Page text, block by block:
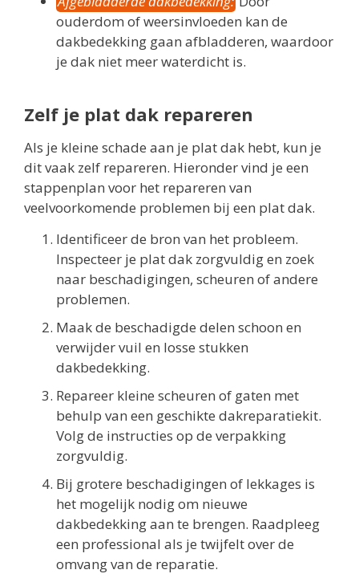
ouderdom of weersinvloeden kan de
dakbedekking gaan afbladderen, waardoor
je dak niet meer waterdicht is.
Zelf je plat dak repareren
Als je kleine schade aan je plat dak hebt, kun je
dit vaak zelf repareren. Hieronder vind je een
stappenplan voor het repareren van
veelvoorkomende problemen bij een plat dak.
Identificeer de bron van het probleem.
Inspecteer je plat dak zorgvuldig en zoek
naar beschadigingen, scheuren of andere
problemen.
Maak de beschadigde delen schoon en
verwijder vuil en losse stukken
dakbedekking.
Repareer kleine scheuren of gaten met
behulp van een geschikte dakreparatiekit.
Volg de instructies op de verpakking
zorgvuldig.
Bij grotere beschadigingen of lekkages is
het mogelijk nodig om nieuwe
dakbedekking aan te brengen. Raadpleeg
een professional als je twijfelt over de
omvang van de reparatie.